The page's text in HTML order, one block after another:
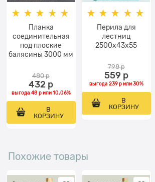
Планка
соединительная
под плоские
балясины 3000 мм
480 р
432 р
выгода 48 рили10,06%
В
КОРЗИНУ
Перила для
лестниц
2500х43х55
798 р
559 р
выгода 239 рили30%
В
КОРЗИНУ
Похожие товары